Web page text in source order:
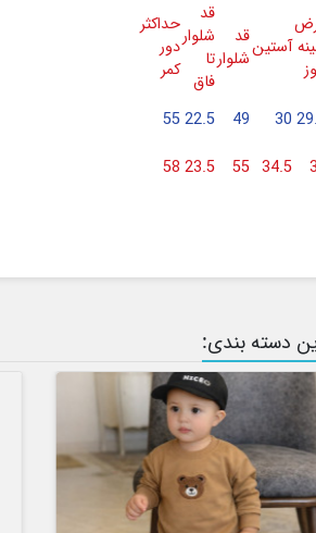
آستینقد
شلوار
قد
شلوار
تا
فاق
حداکثر
دور
کمر
30
49
22.5
55
34.5
55
23.5
58
حراج!
‎−30%